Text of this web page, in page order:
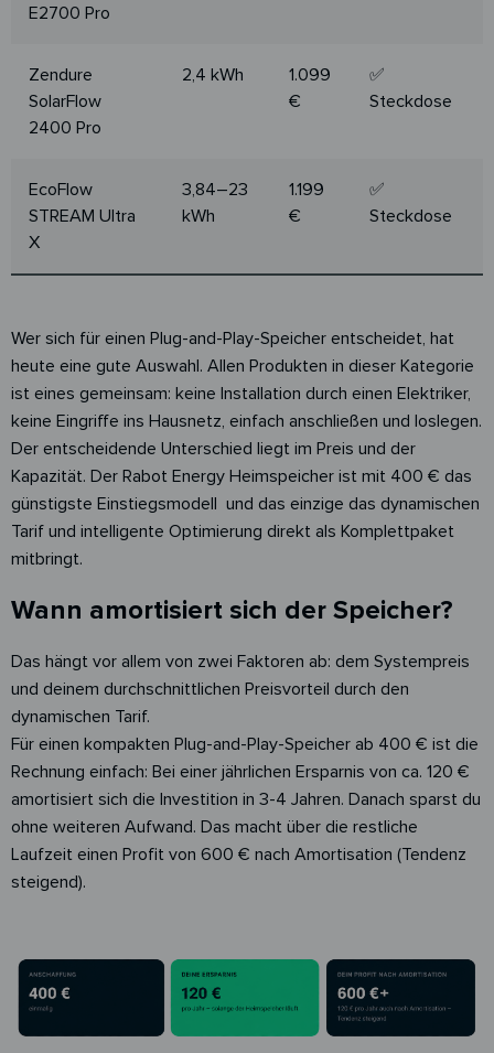
E2700 Pro
Zendure
SolarFlow
2400 Pro
2,4 kWh
1.099
€
✅
Steckdose
EcoFlow
STREAM Ultra
X
3,84–23
kWh
1.199
€
✅
Steckdose
Wer sich für einen Plug-and-Play-Speicher entscheidet, hat
heute eine gute Auswahl. Allen Produkten in dieser Kategorie
ist eines gemeinsam: keine Installation durch einen Elektriker,
keine Eingriffe ins Hausnetz, einfach anschließen und loslegen.
Der entscheidende Unterschied liegt im Preis und der
Kapazität. Der Rabot Energy Heimspeicher ist mit 400 € das
günstigste Einstiegsmodell und das einzige das dynamischen
Tarif und intelligente Optimierung direkt als Komplettpaket
mitbringt.
Wann amortisiert sich der Speicher?
Das hängt vor allem von zwei Faktoren ab: dem Systempreis
und deinem durchschnittlichen Preisvorteil durch den
dynamischen Tarif.
Für einen kompakten Plug-and-Play-Speicher ab 400 € ist die
Rechnung einfach: Bei einer jährlichen Ersparnis von ca. 120 €
amortisiert sich die Investition in 3-4 Jahren. Danach sparst du
ohne weiteren Aufwand. Das macht über die restliche
Laufzeit einen Profit von 600 € nach Amortisation (Tendenz
steigend).